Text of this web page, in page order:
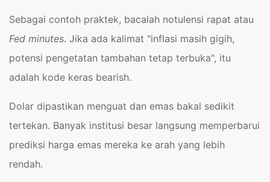
Sebagai contoh praktek, bacalah notulensi rapat atau
Fed minutes. Jika ada kalimat "inflasi masih gigih,
potensi pengetatan tambahan tetap terbuka", itu
adalah kode keras bearish.
Dolar dipastikan menguat dan emas bakal sedikit
tertekan. Banyak institusi besar langsung memperbarui
prediksi harga emas mereka ke arah yang lebih
rendah.